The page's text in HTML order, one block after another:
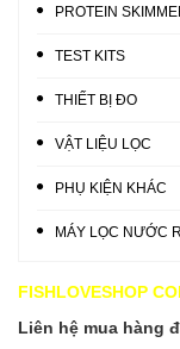
PROTEIN
TEST KITS
THIẾT BỊ ĐO
VẬT LIỆU LỌC
PHỤ KIỆN KHÁC
MÁY LỌC NƯỚC
FISHLOVESHOP
Liên hệ mua hàng